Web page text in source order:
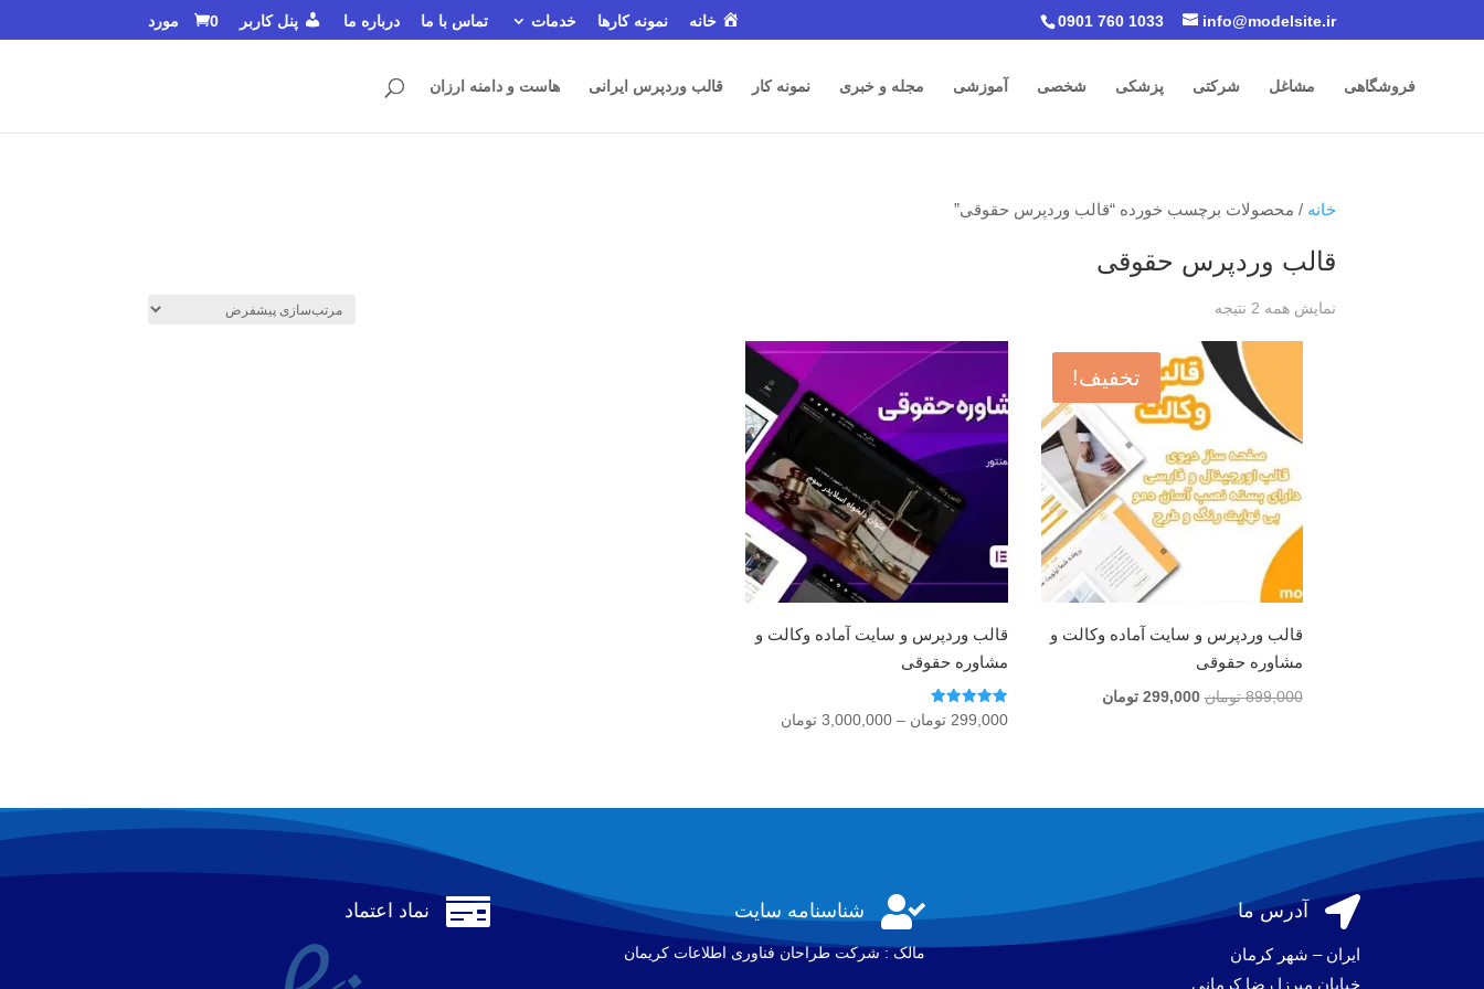
0901 760 1033 info@modelsite.ir خانه نمونه کارها خدمات تماس با ما درباره ما پنل کاربر 0 مورد
فروشگاهی مشاغل شرکتی پزشکی شخصی آموزشی مجله و خبری نمونه کار قالب وردپرس ایرانی هاست و دامنه ارزان
خانه / محصولات برچسب خورده “قالب وردپرس حقوقی”
قالب وردپرس حقوقی
نمایش همه 2 نتیجه
تخفیف!
قالب وردپرس و سایت آماده وکالت و
مشاوره حقوقی
899,000 تومان قیمت
299,000 تومان
قالب وردپرس و سایت آماده وکالت و
مشاوره حقوقی
امتیاز
5.00
299,000 تومان –
3,000,000 تومان
 نماد اعتماد  شناسنامه سایت
مالک : شرکت طراحان فناوری اطلاعات كريمان
 آدرس ما
ایران – شهر کرمان
خیابان میرزا رضا کرمانی